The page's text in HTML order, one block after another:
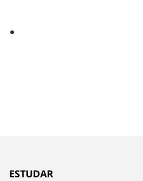
ESTUDAR